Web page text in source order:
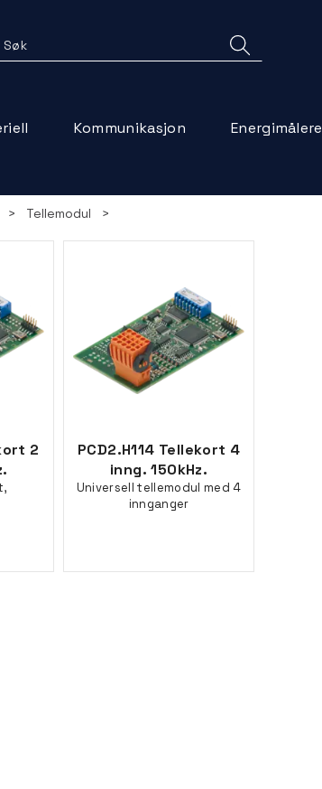
Kommunikasjon Energimålere
> Tellemodul >
2
PCD2.H114 Tellekort 4
inng. 150kHz.
Universell tellemodul med 4
innganger